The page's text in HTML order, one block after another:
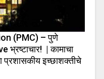
(PMC) – पुणे
भ्रष्टाचार! | कामाचा
इच्छाशक्तीचे